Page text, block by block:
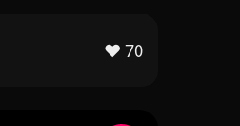
❤️ 70